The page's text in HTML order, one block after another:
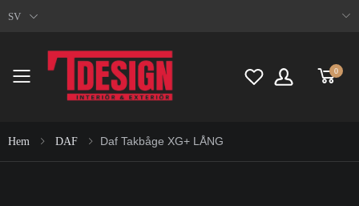
SV
Toggle mobile menu
0
Hem DAF Daf Takbåge XG+ LÅNG